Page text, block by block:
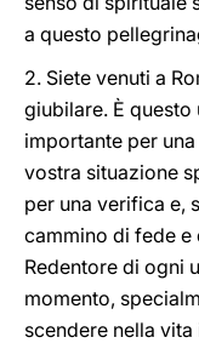
a questo
2. Siete venuti a
giubilare. È
importante per
vostra situazione
per una verifica e,
cammino di fede e
Redentore di ogni
momento,
scendere nella